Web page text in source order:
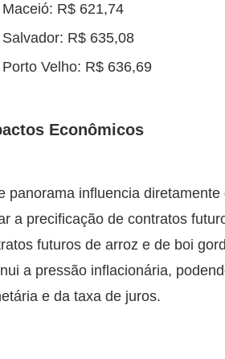
Maceió: R$ 621,74
Salvador: R$ 635,08
Porto Velho: R$ 636,69
Econômicos
panorama influencia
a precificação de contratos
futuros de arroz e de boi
a pressão inflacionária,
e da taxa de juros.